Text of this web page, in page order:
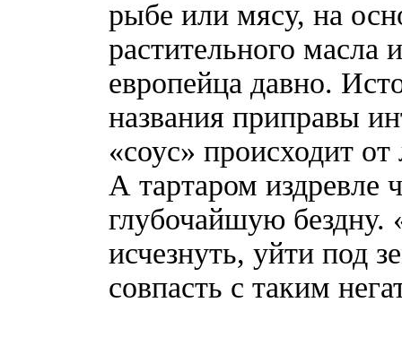
рыбе или мясу, на
растительного масла
европейца давно.
названия приправы
«соус» происходит
А тартаром издревле
глубочайшую бездну.
исчезнуть, уйти под
совпасть с таким